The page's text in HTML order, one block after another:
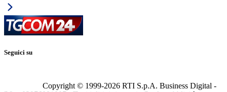
Seguici su
Copyright © 1999-2026 RTI S.p.A. Business Digital -